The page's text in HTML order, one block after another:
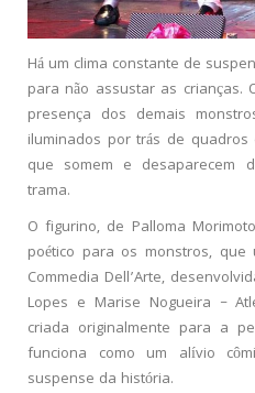
Há um clima constante de
para não assustar as crianças.
presença dos demais
iluminados por trás de
que somem e desaparecem
trama.
O figurino, de Palloma
poético para os monstros, que
Commedia Dell’Arte,
Lopes e Marise Nogueira –
criada originalmente para a
funciona como um alívio
suspense da história.